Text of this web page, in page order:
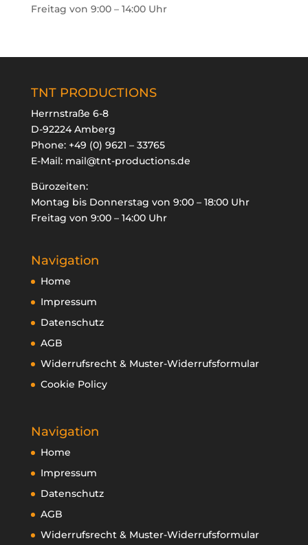
Freitag von 9:00 – 14:00 Uhr
TNT PRODUCTIONS
Herrnstraße 6-8
D-92224 Amberg
Phone: +49 (0) 9621 – 33765
E-Mail: mail@tnt-productions.de
Bürozeiten:
Montag bis Donnerstag von 9:00 – 18:00 Uhr
Freitag von 9:00 – 14:00 Uhr
Navigation
Home
Impressum
Datenschutz
AGB
Widerrufsrecht & Muster-Widerrufsformular
Cookie Policy
Navigation
Home
Impressum
Datenschutz
AGB
Widerrufsrecht & Muster-Widerrufsformular